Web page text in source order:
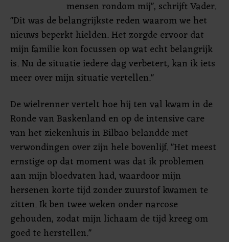
mensen rondom mij", schrijft Vader.
"Dit was de belangrijkste reden waarom we het
nieuws beperkt hielden. Het zorgde ervoor dat
mijn familie kon focussen op wat echt belangrijk
is. Nu de situatie iedere dag verbetert, kan ik iets
meer over mijn situatie vertellen."
De wielrenner vertelt hoe hij ten val kwam in de
Ronde van Baskenland en op de intensive care
van het ziekenhuis in Bilbao belandde met
verwondingen over zijn hele bovenlijf. "Het meest
ernstige op dat moment was dat ik problemen
aan mijn bloedvaten had, waardoor mijn
hersenen korte tijd zonder zuurstof kwamen te
zitten. Ik ben twee weken onder narcose
gehouden, zodat mijn lichaam de tijd kreeg om
goed te herstellen."